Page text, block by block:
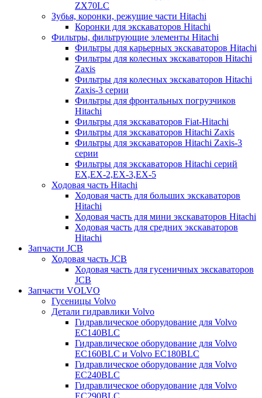
ZX70LC
Зубья, коронки, режущие части Hitachi
Коронки для экскаваторов Hitachi
Фильтры, фильтрующие элементы Hitachi
Фильтры для карьерных экскаваторов Hitachi
Фильтры для колесных экскаваторов Hitachi
Zaxis
Фильтры для колесных экскаваторов Hitachi
Zaxis-3 серии
Фильтры для фронтальных погрузчиков
Hitachi
Фильтры для экскаваторов Fiat-Hitachi
Фильтры для экскаваторов Hitachi Zaxis
Фильтры для экскаваторов Hitachi Zaxis-3
серии
Фильтры для экскаваторов Hitachi серий
EX,EX-2,EX-3,EX-5
Ходовая часть Hitachi
Ходовая часть для больших экскаваторов
Hitachi
Ходовая часть для мини экскаваторов Hitachi
Ходовая часть для средних экскаваторов
Hitachi
Запчасти JCB
Ходовая часть JCB
Ходовая часть для гусеничных экскаваторов
JCB
Запчасти VOLVO
Гусеницы Volvo
Детали гидравлики Volvo
Гидравлическое оборудование для Volvo
EC140BLC
Гидравлическое оборудование для Volvo
EC160BLC и Volvo EC180BLC
Гидравлическое оборудование для Volvo
EC240BLC
Гидравлическое оборудование для Volvo
EC290BLC